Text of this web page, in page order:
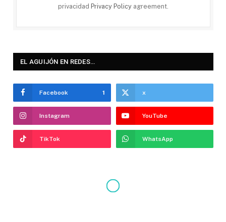
privacidad Privacy Policy agreement.
EL AGUIJÓN EN REDES…
Facebook 1 x
Instagram YouTube
TikTok WhatsApp